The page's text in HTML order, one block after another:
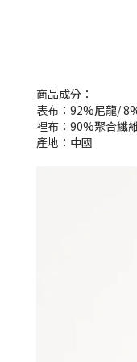
商品成分：
表布：92%尼龍/
裡布：90%聚合纖
產地：中國